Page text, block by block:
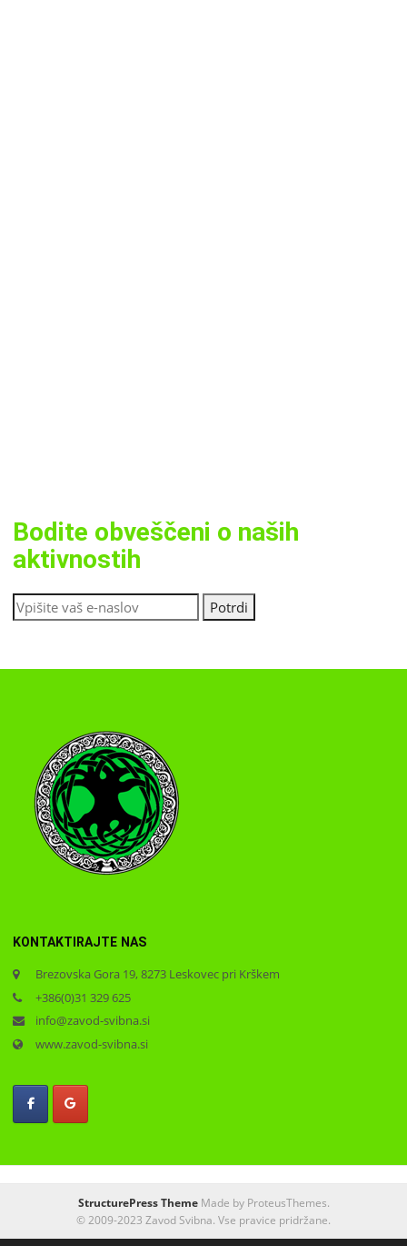
Bodite obveščeni o naših
aktivnostih
KONTAKTIRAJTE NAS
Brezovska Gora 19, 8273 Leskovec pri Krškem
+386(0)31 329 625
info@zavod-svibna.si
www.zavod-svibna.si
StructurePress ThemeMade by ProteusThemes.
© 2009-2023 Zavod Svibna. Vse pravice pridržane.